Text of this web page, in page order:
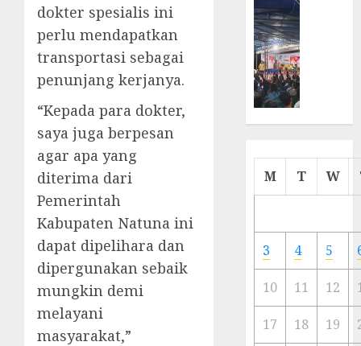
dokter spesialis ini
perlu mendapatkan
transportasi sebagai
penunjang kerjanya.
“Kepada para dokter,
saya juga berpesan
agar apa yang
diterima dari
Pemerintah
Kabupaten Natuna ini
dapat dipelihara dan
dipergunakan sebaik
mungkin demi
melayani
masyarakat,”
Cermin
Ibu
Kota
23/11/
M T W
3 4 5
10 11 12
17 18 19